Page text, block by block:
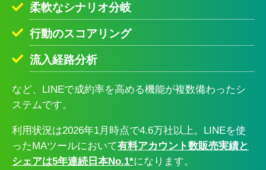
柔軟なシナリオ分岐
行動のスコアリング
流入経路分析
など、LINEで成約率を高める機能が複数備わったシ
ステムです。
利用状況は2026年1月時点で4.6万社以上。LINEを使
ったMAツールにおいて有料アカウント数販売実績と
シェアは5年連続日本No.1*になります。